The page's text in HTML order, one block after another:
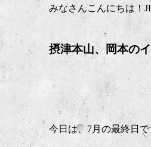
みなさんこんにちは！
摂津本山、岡本の
今日は、7月の最終日